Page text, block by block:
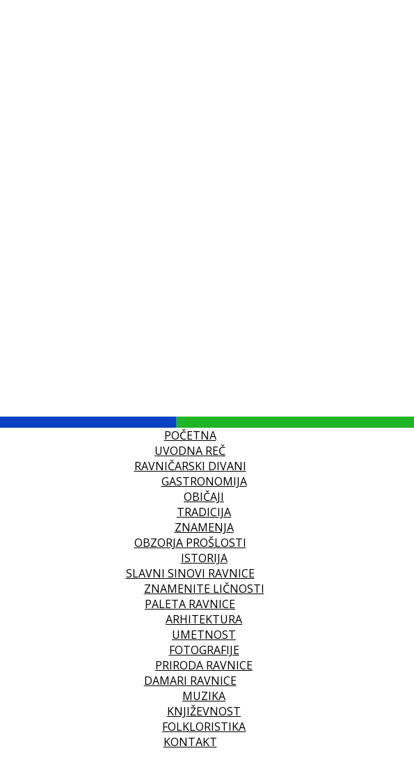
POČETNA
UVODNA REČ
RAVNIČARSKI DIVANI
GASTRONOMIJA
OBIČAJI
TRADICIJA
ZNAMENJA
OBZORJA PROŠLOSTI
ISTORIJA
SLAVNI SINOVI RAVNICE
ZNAMENITE LIČNOSTI
PALETA RAVNICE
ARHITEKTURA
UMETNOST
FOTOGRAFIJE
PRIRODA RAVNICE
DAMARI RAVNICE
MUZIKA
KNJIŽEVNOST
FOLKLORISTIKA
KONTAKT